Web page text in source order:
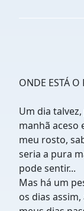
ONDE ESTÁ O
Um dia
manhã aceso
meu rosto,
seria a pura
pode sentir...
Mas há um
os dias